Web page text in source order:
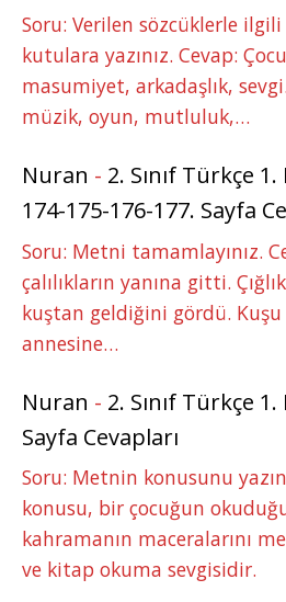
Soru: Verilen sözcüklerle ilgili
kutulara yazınız. Cevap:
masumiyet, arkadaşlık,
müzik, oyun, mutluluk,…
Nuran - 2. Sınıf Türkçe
174-175-176-177. Sayfa
Soru: Metni tamamlayınız.
çalılıkların yanına gitti.
kuştan geldiğini gördü.
annesine…
Nuran - 2. Sınıf Türkçe
Sayfa Cevapları
Soru: Metnin konusunu
konusu, bir çocuğun
kahramanın maceralarını
ve kitap okuma sevgisidir.